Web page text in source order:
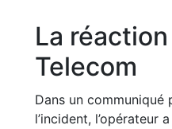
La
Telecom
Dans un communiqué
l’incident, l’opérateur